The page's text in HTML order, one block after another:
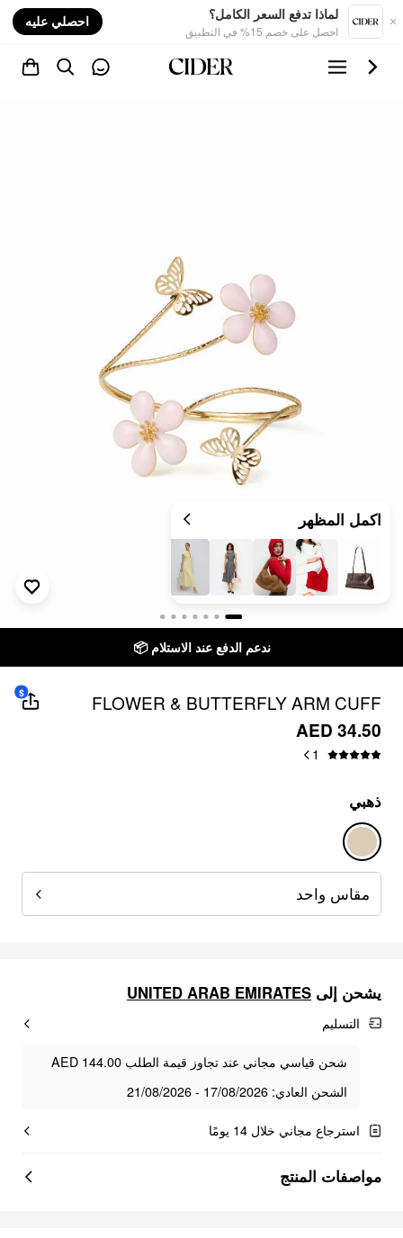
لماذا تدفع السعر الكامل؟
احصل على خصم 15% في التطبيق
احصلي عليه
اكمل المظهر
ندعم الدفع عند الاستلام 📦
FLOWER & BUTTERFLY ARM CUFF
AED 34.50
1
$
ذهبي
مقاس واحد
يشحن إلى UNITED ARAB EMIRATES
التسليم
شحن قياسي مجاني عند تجاوز قيمة الطلب AED 144.00
الشحن العادي: 17/08/2026 - 21/08/2026
استرجاع مجاني خلال 14 يومًا
مواصفات المنتج